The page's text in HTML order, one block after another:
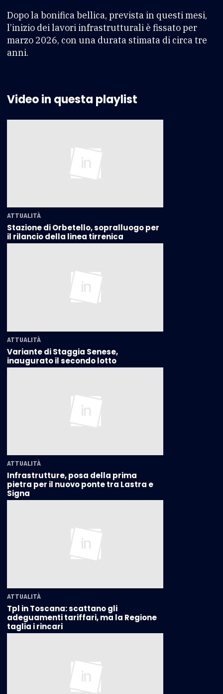
Dopo la bonifica bellica, prevista in questi mesi,
l’inizio dei lavori infrastrutturali è fissato per
marzo 2026, con una durata stimata di circa tre
anni.
Video in questa playlist
ATTUALITÀ
Stazione di Orbetello, sopralluogo per
il rilancio della linea tirrenica
ATTUALITÀ
Variante di Staggia Senese,
inaugurato il secondo lotto
ATTUALITÀ
Infrastrutture, posa della prima
pietra per il nuovo ponte tra Lastra e
Signa
ATTUALITÀ
Tpl in Toscana: scattano gli
adeguamenti tariffari, ma la Regione
taglia i rincari